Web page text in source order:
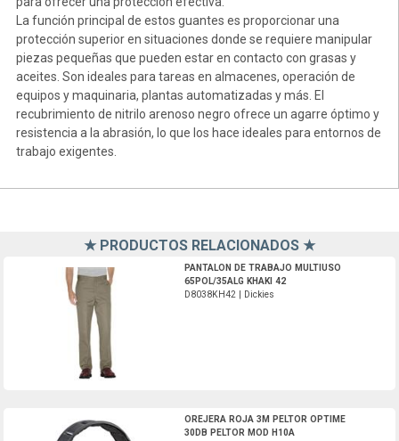
La función principal de estos guantes es proporcionar una
protección superior en situaciones donde se requiere manipular
piezas pequeñas que pueden estar en contacto con grasas y
aceites. Son ideales para tareas en almacenes, operación de
equipos y maquinaria, plantas automatizadas y más. El
recubrimiento de nitrilo arenoso negro ofrece un agarre óptimo y
resistencia a la abrasión, lo que los hace ideales para entornos de
trabajo exigentes.
★ PRODUCTOS RELACIONADOS ★
PANTALON DE TRABAJO MULTIUSO
65POL/35ALG KHAKI 42
D8038KH42 | Dickies
OREJERA ROJA 3M PELTOR OPTIME
30DB PELTOR MOD H10A